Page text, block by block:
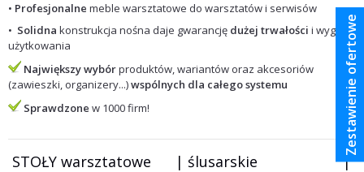
Zestawienie ofertowe
• Profesjonalne meble warsztatowe do warsztatów i serwisów
• Solidna konstrukcja nośna daje gwarancję dużej trwałości i wygody
użytkowania
Największy wybórproduktów, wariantów oraz akcesoriów
(zawieszki, organizery...)wspólnych dla całego systemu
Sprawdzone w 1000 firm!
STOŁY warsztatowe      | ślusarskie                     |